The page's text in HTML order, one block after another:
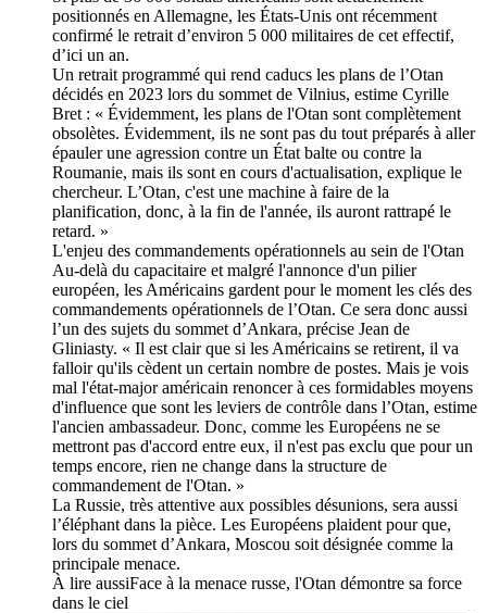
positionnés en Allemagne, les États-Unis ont récemment
confirmé le retrait d’environ 5 000 militaires de cet effectif,
d’ici un an.
Un retrait programmé qui rend caducs les plans de l’Otan
décidés en 2023 lors du sommet de Vilnius, estime Cyrille
Bret : « Évidemment, les plans de l'Otan sont complètement
obsolètes. Évidemment, ils ne sont pas du tout préparés à aller
épauler une agression contre un État balte ou contre la
Roumanie, mais ils sont en cours d'actualisation, explique le
chercheur. L’Otan, c'est une machine à faire de la
planification, donc, à la fin de l'année, ils auront rattrapé le
retard. »
L'enjeu des commandements opérationnels au sein de l'Otan
Au-delà du capacitaire et malgré l'annonce d'un pilier
européen, les Américains gardent pour le moment les clés des
commandements opérationnels de l’Otan. Ce sera donc aussi
l’un des sujets du sommet d’Ankara, précise Jean de
Gliniasty. « Il est clair que si les Américains se retirent, il va
falloir qu'ils cèdent un certain nombre de postes. Mais je vois
mal l'état-major américain renoncer à ces formidables moyens
d'influence que sont les leviers de contrôle dans l’Otan, estime
l'ancien ambassadeur. Donc, comme les Européens ne se
mettront pas d'accord entre eux, il n'est pas exclu que pour un
temps encore, rien ne change dans la structure de
commandement de l'Otan. »
La Russie, très attentive aux possibles désunions, sera aussi
l’éléphant dans la pièce. Les Européens plaident pour que,
lors du sommet d’Ankara, Moscou soit désignée comme la
principale menace.
À lire aussiFace à la menace russe, l'Otan démontre sa force
dans le ciel